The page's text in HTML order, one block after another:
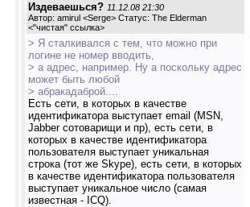
Издеваешься? 11.12.08 21:30
Автор: amirul <Serge> Статус: The Elderman
<"чистая" ссылка>
> Я сталкивался с тем, что можно при
логине не номер вводить,
> а адрес, например. Ну а поскольку адрес
может быть любой
> абракадаброй....
Есть сети, в которых в качестве
идентификатора выступает email (MSN,
Jabber сотоварищи и пр), есть сети, в
которых в качестве идентификатора
пользователя выступает уникальная
строка (тот же Skype), есть сети, в которых
в качестве идентификатора пользователя
выступает уникальное число (самая
известная - ICQ).